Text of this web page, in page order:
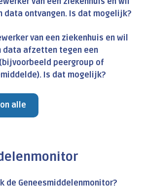
data ontvangen. Is dat mogelijk?
van een ziekenhuis en wil
data afzetten tegen een
peergroup of
Is dat mogelijk?
alle
de Geneesmiddelenmonitor?